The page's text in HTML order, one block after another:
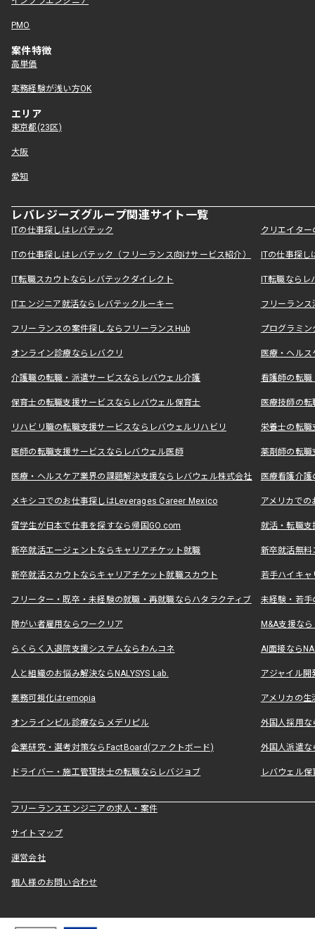
PMO
案件特徴
高単価
実務経験が浅い方OK
エリア
東京都(23区)
大阪
愛知
レバレジーズグループ関連サイト一覧
ITの仕事探しはレバテック クリエイタ
ITの仕事探しはレバテック（フリーランス向けサービス紹介） ITの仕事探
IT転職スカウトならレバテックダイレクト IT転職なら
ITエンジニア就活ならレバテックルーキー フリーラン
フリーランスの案件探しならフリーランスHub プログラミ
オンライン診療ならレバクリ 医療・ヘル
介護職の転職・派遣サービスならレバウェル介護 看護師の転
保育士の転職支援サービスならレバウェル保育士 医療技師の
リハビリ職の転職支援サービスならレバウェルリハビリ 栄養士の転
医師の転職支援サービスならレバウェル医師 薬剤師の転
医療・ヘルスケア業界の課題解決支援ならレバウェル株式会社 医療看護介
メキシコでのお仕事探しはLeverages Career Mexico アメリカで
留学生が日本で仕事を探すなら帰国GO.com 就活・転職
新卒就活エージェントならキャリアチケット就職 新卒就活無料
新卒就活スカウトならキャリアチケット就職スカウト 若手ハイキ
フリーター・既卒・未経験の就職・再就職ならハタラクティブ 未経験・若手
障がい者雇用ならワークリア M&A支援な
らくらく入退院支援システムならわんコネ AI面接なら
人と組織のお悩み解決ならNALYSYS Lab. アジャイル
業務可視化はremopia アメリカの
オンラインピル診療ならメデリピル 外国人採用
企業研究・選考対策ならFactBoard(ファクトボード) 外国人派遣な
ドライバー・施工管理技士の転職ならレバジョブ レバウェル
フリーランスエンジニアの求人・案件
サイトマップ
運営会社
個人様のお問い合わせ